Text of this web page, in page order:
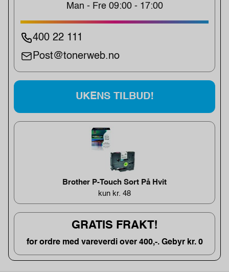
Man - Fre 09:00 - 17:00
400 22 111
Post@tonerweb.no
UKENS TILBUD!
Brother P-Touch Sort På Hvit
kun kr. 48
GRATIS FRAKT!
for ordre med vareverdi over 400,-. Gebyr kr. 0